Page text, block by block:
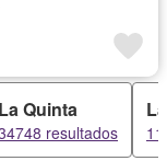
La Quinta
resultados